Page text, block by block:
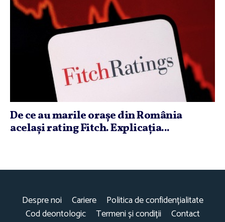
De ce au marile oraşe din România
acelaşi rating Fitch. Explicaţia...
Despre noi Cariere
Politica de confidențialitate
Cod deontologic
Termeni și condiții Contact